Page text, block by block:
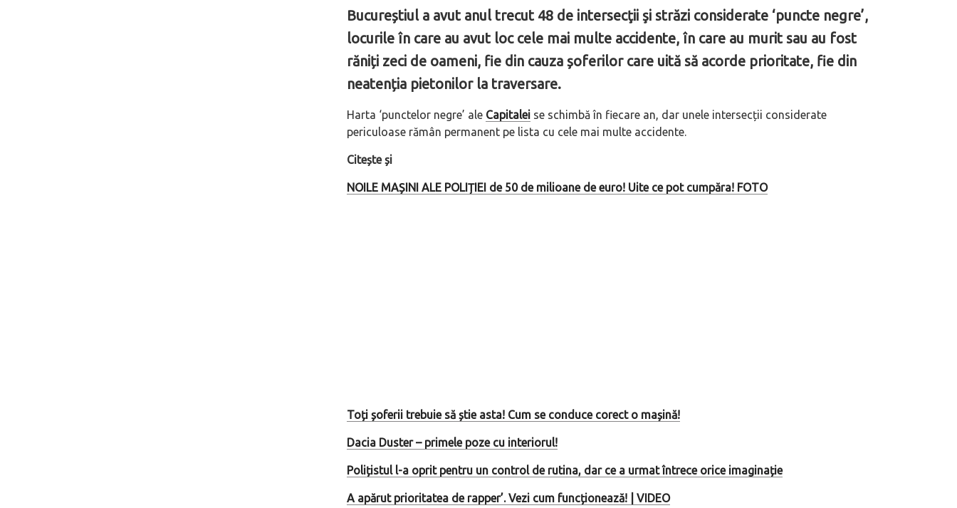
Bucureștiul a avut anul trecut 48 de intersecţii şi străzi considerate ‘puncte negre’,
locurile în care au avut loc cele mai multe accidente, în care au murit sau au fost
răniți zeci de oameni, fie din cauza șoferilor care uită să acorde prioritate, fie din
neatenția pietonilor la traversare.
Harta ‘punctelor negre’ ale Capitaleise schimbă în fiecare an, dar unele intersecții considerate
periculoase rămân permanent pe lista cu cele mai multe accidente.
Citește și
NOILE MAȘINI ALE POLIȚIEI de 50 de milioane de euro! Uite ce pot cumpăra! FOTO
Toți șoferii trebuie să știe asta! Cum se conduce corect o mașină!
Dacia Duster – primele poze cu interiorul!
Polițistul l-a oprit pentru un control de rutina, dar ce a urmat întrece orice imaginație
A apărut prioritatea de rapper’. Vezi cum funcționează! | VIDEO